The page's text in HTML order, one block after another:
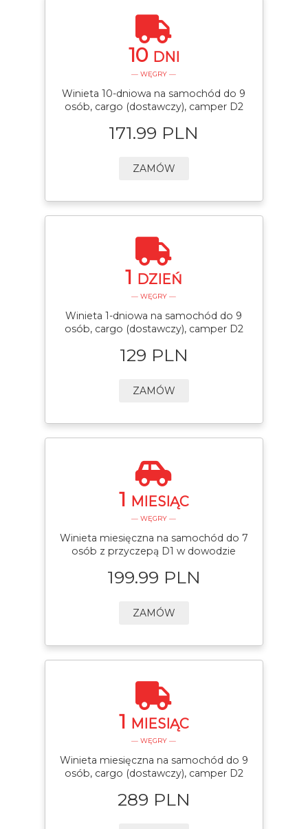
10 DNI
— WĘGRY —
Winieta 10-dniowa na samochód do 9
osób, cargo (dostawczy), camper D2
171.99 PLN
ZAMÓW
1 DZIEŃ
— WĘGRY —
Winieta 1-dniowa na samochód do 9
osób, cargo (dostawczy), camper D2
129 PLN
ZAMÓW
1 MIESIĄC
— WĘGRY —
Winieta miesięczna na samochód do 7
osób z przyczepą D1 w dowodzie
199.99 PLN
ZAMÓW
1 MIESIĄC
— WĘGRY —
Winieta miesięczna na samochód do 9
osób, cargo (dostawczy), camper D2
289 PLN